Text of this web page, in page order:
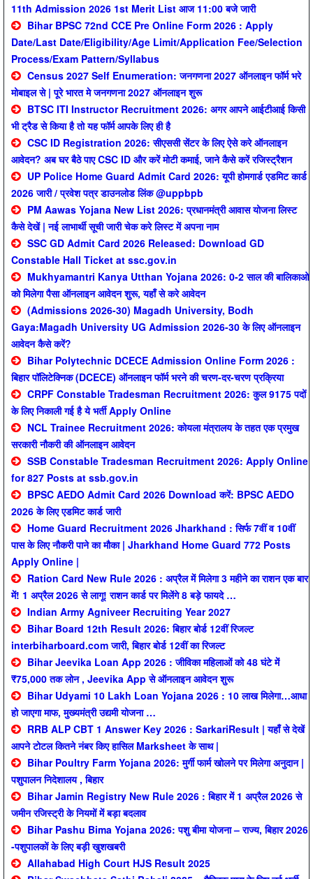
11th Admission 2026 1st Merit List आज 11:00 बजे जारी
Bihar BPSC 72nd CCE Pre Online Form 2026 : Apply
Date/Last Date/Eligibility/Age Limit/Application Fee/Selection
Process/Exam Pattern/Syllabus
Census 2027 Self Enumeration: जनगणना 2027 ऑनलाइन फॉर्म भरे
मोबाइल से | पूरे भारत मे जनगणना 2027 ऑनलाइन शुरू
BTSC ITI Instructor Recruitment 2026: अगर आपने आईटीआई किसी
भी ट्रैड से किया है तो यह फॉर्म आपके लिए ही है
CSC ID Registration 2026: सीएससी सेंटर के लिए ऐसे करे ऑनलाइन
आवेदन? अब घर बैठे पाए CSC ID और करें मोटी कमाई, जाने कैसे करें रजिस्ट्रैशन
UP Police Home Guard Admit Card 2026: यूपी होमगार्ड एडमिट कार्ड
2026 जारी / प्रवेश पत्र डाउनलोड लिंक @uppbpb
PM Aawas Yojana New List 2026: प्रधानमंत्री आवास योजना लिस्ट
कैसे देखें | नई लाभार्थी सूची जारी चेक करे लिस्ट में अपना नाम
SSC GD Admit Card 2026 Released: Download GD
Constable Hall Ticket at ssc.gov.in
Mukhyamantri Kanya Utthan Yojana 2026: 0-2 साल की बालिकाओ
को मिलेगा पैसा ऑनलाइन आवेदन शुरू, यहाँ से करे आवेदन
(Admissions 2026-30) Magadh University, Bodh
Gaya:Magadh University UG Admission 2026-30 के लिए ऑनलाइन
आवेदन कैसे करें?
Bihar Polytechnic DCECE Admission Online Form 2026 :
बिहार पॉलिटेक्निक (DCECE) ऑनलाइन फॉर्म भरने की चरण-दर-चरण प्रक्रिया
CRPF Constable Tradesman Recruitment 2026: कुल 9175 पदों
के लिए निकाली गई है ये भर्ती Apply Online
NCL Trainee Recruitment 2026: कोयला मंत्रालय के तहत एक प्रमुख
सरकारी नौकरी की ऑनलाइन आवेदन
SSB Constable Tradesman Recruitment 2026: Apply Online
for 827 Posts at ssb.gov.in
BPSC AEDO Admit Card 2026 Download करें: BPSC AEDO
2026 के लिए एडमिट कार्ड जारी
Home Guard Recruitment 2026 Jharkhand : सिर्फ 7वीं व 10वीं
पास के लिए नौकरी पाने का मौका | Jharkhand Home Guard 772 Posts
Apply Online |
Ration Card New Rule 2026 : अप्रैल में मिलेगा 3 महीने का राशन एक बार
में! 1 अप्रैल 2026 से लागू! राशन कार्ड पर मिलेंगे 8 बड़े फायदे …
Indian Army Agniveer Recruiting Year 2027
Bihar Board 12th Result 2026: बिहार बोर्ड 12वीं रिजल्ट
interbiharboard.com जारी, बिहार बोर्ड 12वीं का रिजल्ट
Bihar Jeevika Loan App 2026 : जीविका महिलाओं को 48 घंटे में
₹75,000 तक लोन , Jeevika App से ऑनलाइन आवेदन शुरू
Bihar Udyami 10 Lakh Loan Yojana 2026 : 10 लाख मिलेगा…आधा
हो जाएगा माफ, मुख्यमंत्री उद्यमी योजना …
RRB ALP CBT 1 Answer Key 2026 : SarkariResult | यहाँ से देखें
आपने टोटल कितने नंबर किए हासिल Marksheet के साथ |
Bihar Poultry Farm Yojana 2026: मुर्गी फार्म खोलने पर मिलेगा अनुदान |
पशुपालन निदेशालय , बिहार
Bihar Jamin Registry New Rule 2026 : बिहार में 1 अप्रैल 2026 से
जमीन रजिस्ट्री के नियमों में बड़ा बदलाव
Bihar Pashu Bima Yojana 2026: पशु बीमा योजना – राज्य, बिहार 2026
-पशुपालकों के लिए बड़ी खुशखबरी
Allahabad High Court HJS Result 2025